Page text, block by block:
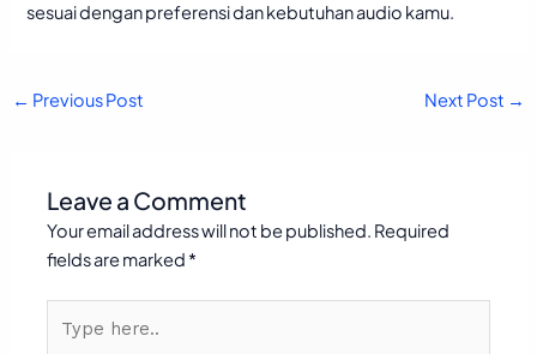
sesuai dengan preferensi dan kebutuhan audio kamu.
← Previous Post Next Post →
Leave a Comment
Your email address will not be published. Required
fields are marked *
here..